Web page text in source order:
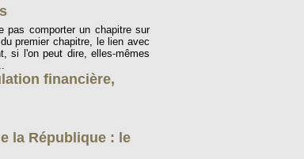
pas comporter un chapitre sur
premier chapitre, le lien avec
si l'on peut dire, elles-mêmes
financière,
la République : le